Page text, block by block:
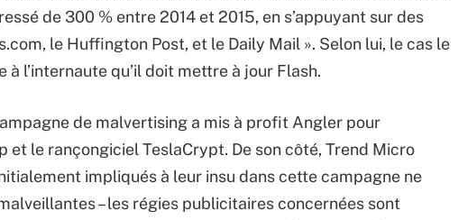
de 300 % entre 2014 et 2015, en s’appuyant sur des
le Huffington Post, et le Daily Mail ». Selon lui, le cas le
l’internaute qu’il doit mettre à jour Flash.
de malvertising a mis à profit Angler pour
et le rançongiciel TeslaCrypt. De son côté, Trend Micro
impliqués à leur insu dans cette campagne ne
– les régies publicitaires concernées sont